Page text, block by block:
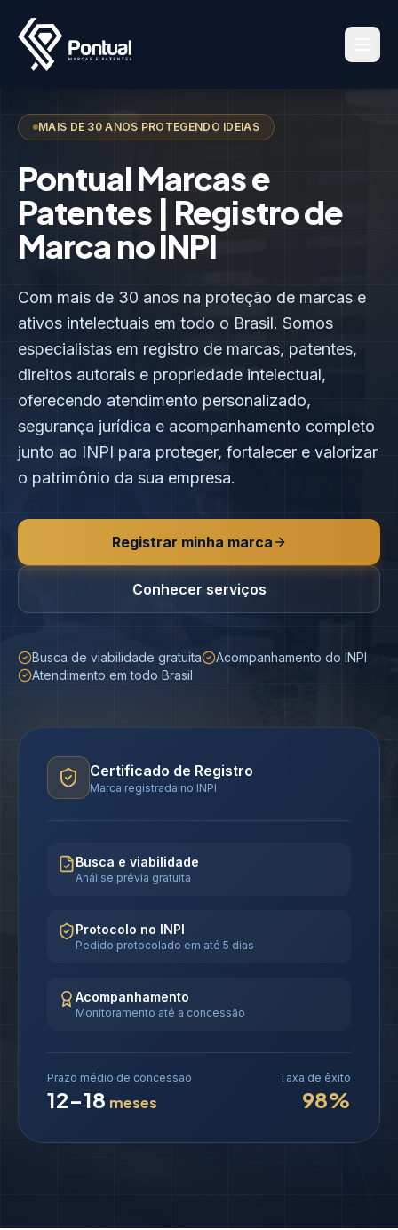
MAIS DE 30 ANOS PROTEGENDO IDEIAS
Pontual Marcas e
Patentes | Registro de
Marca no INPI
Com mais de 30 anos na proteção de marcas e
ativos intelectuais em todo o Brasil. Somos
especialistas em registro de marcas, patentes,
direitos autorais e propriedade intelectual,
oferecendo atendimento personalizado,
segurança jurídica e acompanhamento completo
junto ao INPI para proteger, fortalecer e valorizar
o patrimônio da sua empresa.
Registrar minha marca
Conhecer serviços
Busca de viabilidade gratuita
Acompanhamento do INPI
Atendimento em todo Brasil
Certificado de Registro
Marca registrada no INPI
Busca e viabilidade
Análise prévia gratuita
Protocolo no INPI
Pedido protocolado em até 5 dias
Acompanhamento
Monitoramento até a concessão
Prazo médio de concessão
12-18 meses
Taxa de êxito
98%